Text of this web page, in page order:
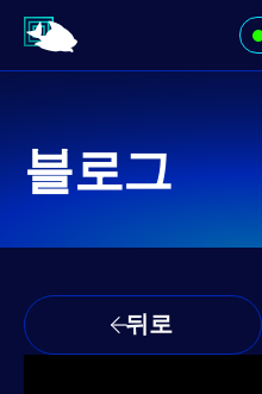
블로그
뒤로